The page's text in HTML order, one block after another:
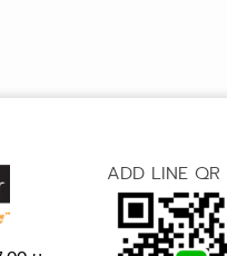
ADD LINE QR